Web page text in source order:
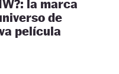
la marca
de
película